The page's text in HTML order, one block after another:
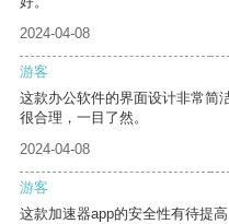
2024-04-08
游客
这款办公软件的界面设计非常简
很合理，一目了然。
2024-04-08
游客
这款加速器app的安全性有待提